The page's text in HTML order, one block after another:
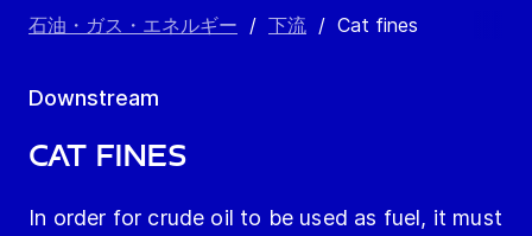
石油・ガス・エネルギー / 下流 / Cat fines
Downstream
Cat fines
In order for crude oil to be used as fuel, it must